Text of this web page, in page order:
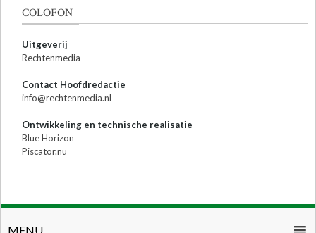
COLOFON
Uitgeverij
Rechtenmedia
Contact Hoofdredactie
info@rechtenmedia.nl
Ontwikkeling en technische realisatie
Blue Horizon
Piscator.nu
MENU